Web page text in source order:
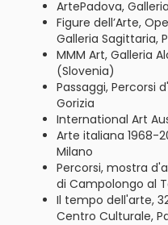
ArtePadova,
Figure dell’Arte,
Galleria Sagittaria,
MMM Art, Galleria
(Slovenia)
Passaggi, Percorsi
Gorizia
International Art
Arte italiana 1968-
Milano
Percorsi, mostra
di Campolongo al
Il tempo dell'arte,
Centro Culturale,